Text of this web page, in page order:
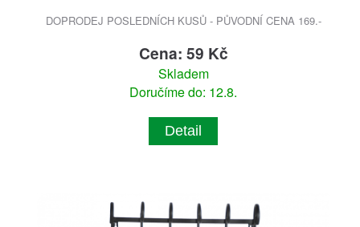
DOPRODEJ POSLEDNÍCH KUSŮ - PŮVODNÍ CENA 169.-
Cena: 59 Kč
Skladem
Doručíme do: 12.8.
Detail